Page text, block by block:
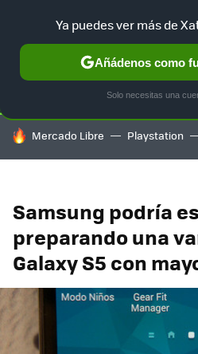
SELECCIÓN GAMING HOME
HOY SE HABLA DE
Mercado Libre Playstation
Samsung podría
preparando una
Galaxy S5 con
Ya puedes ver más de
Añádenos como
Solo necesitas una